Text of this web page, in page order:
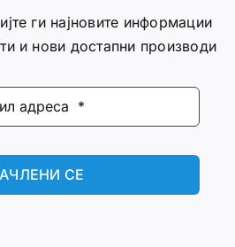
ги најновите информации
и нови достапни производи
СЕ